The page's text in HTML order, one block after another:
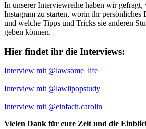
In unserer Interviewreihe haben wir gefragt,
Instagram zu starten, worin ihr persönliches
und welche Tipps und Tricks sie anderen
geben können.
Hier findet ihr die Interviews:
Interview mit @lawsome_life
Interview mit @lawlipopstudy
Interview mit @einfach.carolin
Vielen Dank für eure Zeit und die